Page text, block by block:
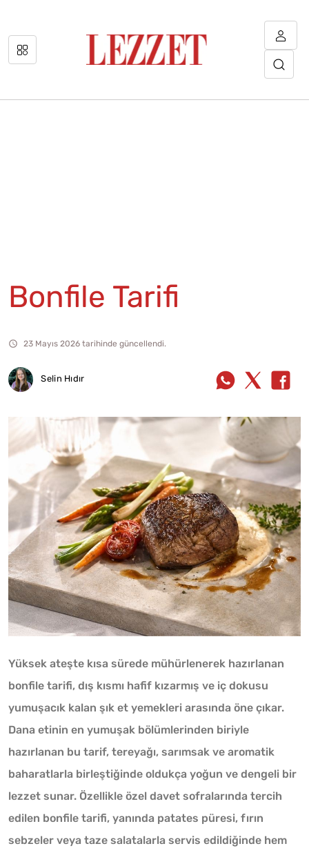
Bonfile Tarifi
23 Mayıs 2026 tarihinde güncellendi.
Selin Hıdır
Yüksek ateşte kısa sürede mühürlenerek hazırlanan
bonfile tarifi, dış kısmı hafif kızarmış ve iç dokusu
yumuşacık kalan şık et yemekleri arasında öne çıkar.
Dana etinin en yumuşak bölümlerinden biriyle
hazırlanan bu tarif, tereyağı, sarımsak ve aromatik
baharatlarla birleştiğinde oldukça yoğun ve dengeli bir
lezzet sunar. Özellikle özel davet sofralarında tercih
edilen bonfile tarifi, yanında patates püresi, fırın
sebzeler veya taze salatalarla servis edildiğinde hem